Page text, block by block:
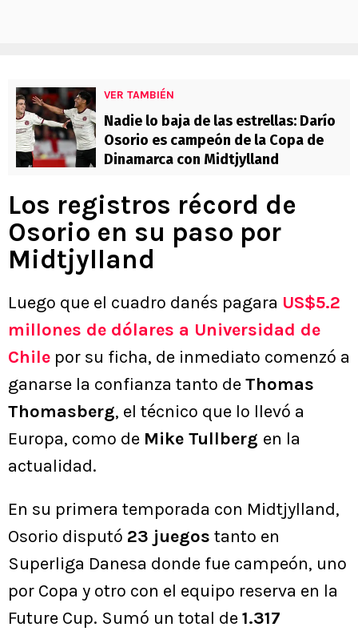
VER TAMBIÉN
Nadie lo baja de las estrellas: Darío
Osorio es campeón de la Copa de
Dinamarca con Midtjylland
Los registros récord de
Osorio en su paso por
Midtjylland
Luego que el cuadro danés pagara US$5.2
millones de dólares a Universidad de
Chile por su ficha, de inmediato comenzó a
ganarse la confianza tanto deThomas
Thomasberg, el técnico que lo llevó a
Europa, como de Mike Tullberg en la
actualidad.
En su primera temporada con Midtjylland,
Osorio disputó 23 juegos tanto en
Superliga Danesa donde fue campeón, uno
por Copa y otro con el equipo reserva en la
Future Cup. Sumó un total de1.317